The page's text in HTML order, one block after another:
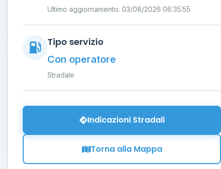
Ultimo aggiornamento: 03/08/2026 06:35:55
Tipo servizio
Con operatore
Stradale
Indicazioni Stradali
Torna alla Mappa